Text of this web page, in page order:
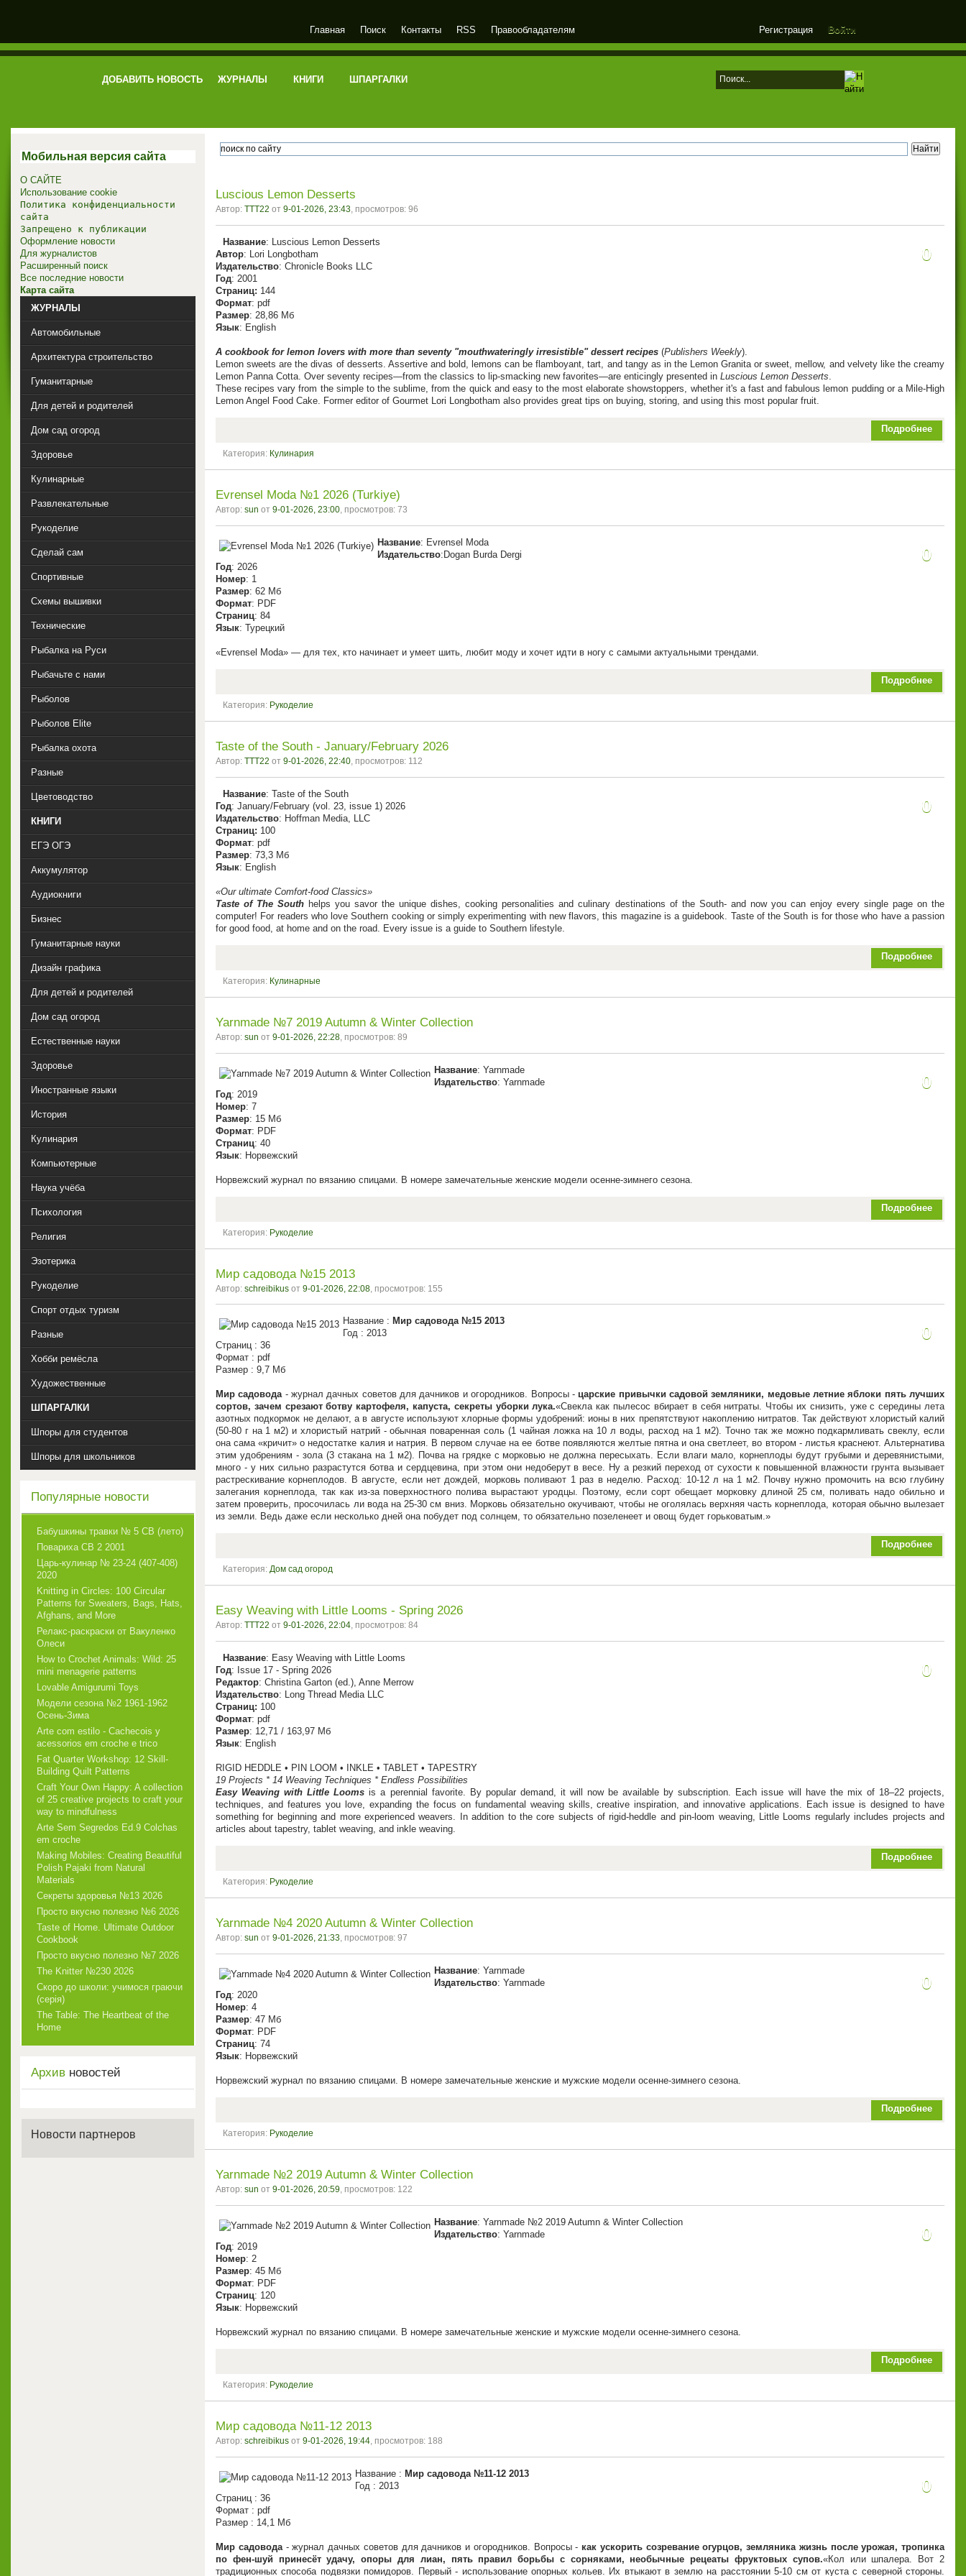
электронная библиотека
Регистрация Войти
Главная Поиск Контакты RSS Правообладателям
ДОБАВИТЬ НОВОСТЬ ЖУРНАЛЫ КНИГИ ШПАРГАЛКИ
Luscious Lemon Desserts
Автор: TTT22 от 9-01-2026, 23:43, просмотров: 96
0
Название: Luscious Lemon Desserts
Автор: Lori Longbotham
Издательство: Chronicle Books LLC
Год: 2001
Cтраниц: 144
Формат: pdf
Размер: 28,86 Мб
Язык: English
A cookbook for lemon lovers with more than seventy "mouthwateringly irresistible" dessert recipes (Publishers Weekly).
Lemon sweets are the divas of desserts. Assertive and bold, lemons can be flamboyant, tart, and tangy as in the Lemon Granita or sweet, mellow, and velvety like the creamy
Lemon Panna Cotta. Over seventy recipes—from the classics to lip-smacking new favorites—are enticingly presented in Luscious Lemon Desserts
These recipes vary from the simple to the sublime, from the quick and easy to the most elaborate showstoppers, whether it's a fast and fabulous lemon pudding or a Mile-High
Lemon Angel Food Cake. Former editor of Gourmet Lori Longbotham also provides great tips on buying, storing, and using this most popular fruit.
Подробнее
Категория: Кулинария
Evrensel Moda №1 2026 (Turkiye)
Автор: sun от 9-01-2026, 23:00, просмотров: 73
0
Название: Evrensel Moda
Издательство:Dogan Burda Dergi
Год: 2026
Номер: 1
Размер: 62 Мб
Формат: PDF
Страниц: 84
Язык: Турецкий
«Evrensel Moda» — для тех, кто начинает и умеет шить, любит моду и хочет идти в ногу с самыми актуальными трендами.
Подробнее
Категория: Рукоделие
Taste of the South - January/February 2026
Автор: TTT22 от 9-01-2026, 22:40 , просмотров: 112
0
Название: Taste of the South
Год: January/February (vol. 23, issue 1) 2026
Издательство: Hoffman Media, LLC
Cтраниц: 100
Формат: pdf
Размер: 73,3 Мб
Язык: English
«Our ultimate Comfort-food Classics»
Taste of The South helps you savor the unique dishes, cooking personalities and culinary destinations of the South- and now you can enjoy every single page on the
computer! For readers who love Southern cooking or simply experimenting with new flavors, this magazine is a guidebook. Taste of the South is for those who have a passion
for good food, at home and on the road. Every issue is a guide to Southern lifestyle.
Подробнее
Категория: Кулинарные
Yarnmade №7 2019 Autumn & Winter Collection
Автор: sun от 9-01-2026, 22:28 , просмотров: 89
0
Название: Yarnmade
Издательство: Yarnmade
Год: 2019
Номер: 7
Размер: 15 Мб
Формат: PDF
Страниц: 40
Язык: Норвежский
Норвежский журнал по вязанию спицами. В номере замечательные женские модели осенне-зимнего сезона.
Подробнее
Категория: Рукоделие
Мир садовода №15 2013
Автор: schreibikus от 9-01-2026, 22:08 , просмотров: 155
0
Название : Мир садовода №15 2013
Год : 2013
Страниц : 36
Формат : pdf
Размер : 9,7 Мб
Мир садовода- журнал дачных советов для дачников и огородников. Вопросы - царские привычки садовой земляники, медовые летние яблоки пять лучших
сортов, зачем срезают ботву картофеля, капуста, секреты уборки лука. Свекла как пылесос вбирает в себя нитраты. Чтобы их снизить, уже с середины лета
азотных подкормок не делают, а в августе используют хлорные формы удобрений: ионы в них препятствуют накоплению нитратов. Так действуют хлористый калий
(50-80 г на 1 м2) и хлористый натрий - обычная поваренная соль (1 чайная ложка на 10 л воды, расход на 1 м2). Точно так же можно подкармливать свеклу, если
она сама «кричит» о недостатке калия и натрия. В первом случае на ее ботве появляются желтые пятна и она светлеет, во втором - листья краснеют. Альтернатива
этим удобрениям - зола (3 стакана на 1 м2). Почва на грядке с морковью не должна пересыхать. Если влаги мало, корнеплоды будут грубыми и деревянистыми,
много - у них сильно разрастутся ботва и сердцевина, при этом они недоберут в весе. Ну а резкий переход от сухости к повышенной влажности грунта вызывает
растрескивание корнеплодов. В августе, если нет дождей, морковь поливают 1 раз в неделю. Расход: 10-12 л на 1 м2. Почву нужно промочить на всю глубину
залегания корнеплода, так как из-за поверхностного полива вырастают уродцы. Поэтому, если сорт обещает морковку длиной 25 см, поливать надо обильно и
затем проверить, просочилась ли вода на 25-30 см вниз. Морковь обязательно окучивают, чтобы не оголялась верхняя часть корнеплода, которая обычно вылезает
из земли. Ведь даже если несколько дней она побудет под солнцем, то обязательно позеленеет и овощ будет горьковатым.
Подробнее
Категория: Дом сад огород
Easy Weaving with Little Looms - Spring 2026
Автор: TTT22 от 9-01-2026, 22:04, просмотров: 84
0
Название: Easy Weaving with Little Looms
Год: Issue 17 - Spring 2026
Редактор: Christina Garton (ed.), Anne Merrow
Издательство: Long Thread Media LLC
Cтраниц: 100
Формат: pdf
Размер: 12,71 / 163,97 Мб
Язык: English
RIGID HEDDLE • PIN LOOM • INKLE • TABLET • TAPESTRY
19 Projects * 14 Weaving Techniques * Endless Possibilities
Easy Weaving with Little Looms is a perennial favorite. By popular demand, it will now be available by subscription. Each issue will have the mix of 18–22 projects,
techniques, and features you love, expanding the focus on fundamental weaving skills, creative inspiration, and innovative applications. Each issue is designed to have
something for beginning and more experienced weavers. In addition to the core subjects of rigid-heddle and pin-loom weaving, Little Looms regularly includes projects and
articles about tapestry, tablet weaving, and inkle weaving.
Подробнее
Категория: Рукоделие
Yarnmade №4 2020 Autumn & Winter Collection
Автор: sun от 9-01-2026, 21:33, просмотров: 97
0
Название: Yarnmade
Издательство: Yarnmade
Год: 2020
Номер: 4
Размер: 47 Мб
Формат: PDF
Страниц: 74
Язык: Норвежский
Норвежский журнал по вязанию спицами. В номере замечательные женские и мужские модели осенне-зимнего сезона.
Подробнее
Категория: Рукоделие
Yarnmade №2 2019 Autumn & Winter Collection
Автор: sun от 9-01-2026, 20:59, просмотров: 122
0
Название: Yarnmade №2 2019 Autumn & Winter Collection
Издательство: Yarnmade
Год: 2019
Номер: 2
Размер: 45 Мб
Формат: PDF
Страниц: 120
Язык: Норвежский
Норвежский журнал по вязанию спицами. В номере замечательные женские и мужские модели осенне-зимнего сезона.
Подробнее
Категория: Рукоделие
Мир садовода №11-12 2013
Автор: schreibikus от 9-01-2026, 19:44, просмотров: 188
0
Название : Мир садовода №11-12 2013
Год : 2013
Страниц : 36
Формат : pdf
Размер : 14,1 Мб
Мир садовода- журнал дачных советов для дачников и огородников. Вопросы - как ускорить созревание огурцов, земляника жизнь после урожая, тропинка
по фен-шуй принесёт удачу, опоры для лиан, пять правил борьбы с сорняками, необычные рецеаты фруктовых супов. Кол или шпалера. Вот 2
традиционных способа подвязки помидоров. Первый - использование опорных кольев. Их втыкают в землю на расстоянии 5-10 см от куста с северной стороны.
Мобильная версия сайта
О САЙТЕ
Использование cookie
Политика конфиденциальности
сайта
Запрещено к публикации
Оформление новости
Для журналистов
Расширенный поиск
Все последние новости
Карта сайта
ЖУРНАЛЫ
Автомобильные
Архитектура строительство
Гуманитарные
Для детей и родителей
Дом сад огород
Здоровье
Кулинарные
Развлекательные
Рукоделие
Сделай сам
Спортивные
Схемы вышивки
Технические
Рыбалка на Руси
Рыбачьте с нами
Рыболов
Рыболов Elite
Рыбалка охота
Разные
Цветоводство
КНИГИ
ЕГЭ ОГЭ
Аккумулятор
Аудиокниги
Бизнес
Гуманитарные науки
Дизайн графика
Для детей и родителей
Дом сад огород
Естественные науки
Здоровье
Иностранные языки
История
Кулинария
Компьютерные
Наука учёба
Психология
Религия
Эзотерика
Рукоделие
Спорт отдых туризм
Разные
Хобби ремёсла
Художественные
ШПАРГАЛКИ
Шпоры для студентов
Шпоры для школьников
Популярные новости
Бабушкины травки № 5 СВ (лето)
Повариха СВ 2 2001
Царь-кулинар № 23-24 (407-408)
2020
Knitting in Circles: 100 Circular
Patterns for Sweaters, Bags, Hats,
Afghans, and More
Релакс-раскраски от Вакуленко
Олеси
How to Crochet Animals: Wild: 25
mini menagerie patterns
Lovable Amigurumi Toys
Модели сезона №2 1961-1962
Осень-Зима
Arte com estilo - Cachecois у
acessorios em croche e trico
Fat Quarter Workshop: 12 Skill-
Building Quilt Patterns
Craft Your Own Happy: A collection
of 25 creative projects to craft your
way to mindfulness
Arte Sem Segredos Ed.9 Colchas
em croche
Making Mobiles: Creating Beautiful
Polish Pajaki from Natural
Materials
Секреты здоровья №13 2026
Просто вкусно полезно №6 2026
Taste of Home. Ultimate Outdoor
Cookbook
Просто вкусно полезно №7 2026
The Knitter №230 2026
Скоро до школи: учимося граючи
(серія)
The Table: The Heartbeat of the
Home
Архив новостей
Новости партнеров